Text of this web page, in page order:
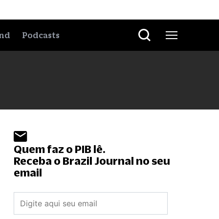
Podcasts
Quem faz o PIB lê.
Receba o Brazil Journal no seu
email